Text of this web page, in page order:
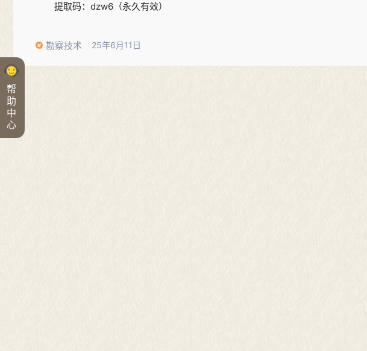
帮
助
中
心
提取码：dzw6（永久有效）
勘察技术 25年6月11日